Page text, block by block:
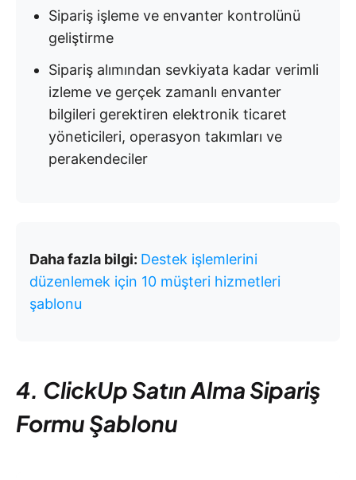
Sipariş işleme ve envanter kontrolünü
geliştirme
Sipariş alımından sevkiyata kadar verimli
izleme ve gerçek zamanlı envanter
bilgileri gerektiren elektronik ticaret
yöneticileri, operasyon takımları ve
perakendeciler
Daha fazla bilgi: Destek işlemlerini
düzenlemek için 10 müşteri hizmetleri
şablonu
4. ClickUp Satın Alma Sipariş
Formu Şablonu